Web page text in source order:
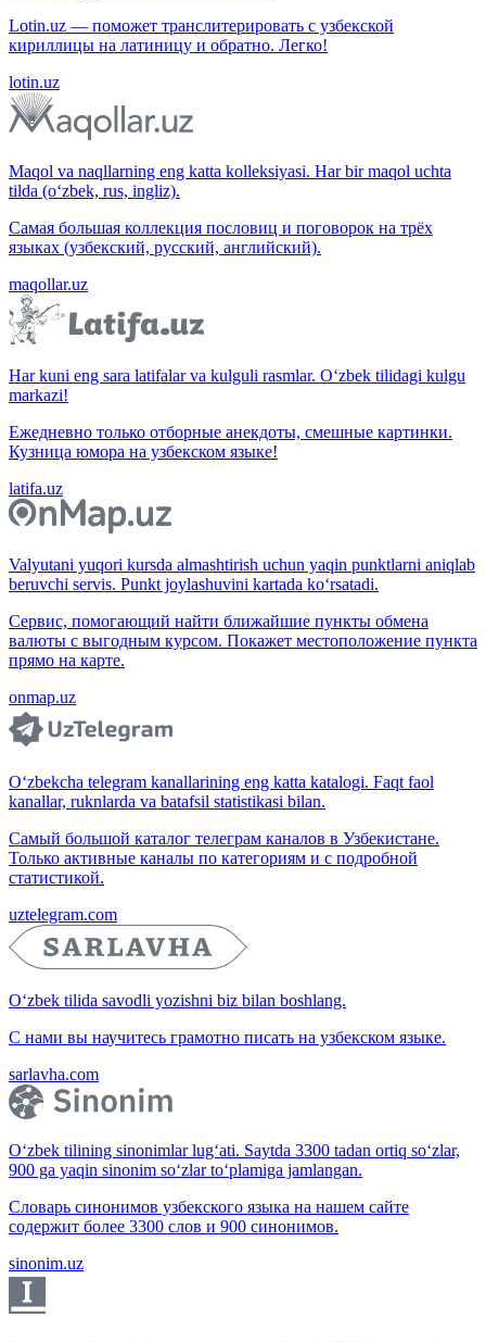
Lotin.uz — поможет транслитерировать с узбекской
кириллицы на латиницу и обратно. Легко!
lotin.uz
Maqol va naqllarning eng katta kolleksiyasi. Har bir maqol uchta
tilda (o‘zbek, rus, ingliz).
Самая большая коллекция пословиц и поговорок на трёх
языках (узбекский, русский, английский).
maqollar.uz
Har kuni eng sara latifalar va kulguli rasmlar. O‘zbek tilidagi kulgu
markazi!
Ежедневно только отборные анекдоты, смешные картинки.
Кузница юмора на узбекском языке!
latifa.uz
Valyutani yuqori kursda almashtirish uchun yaqin punktlarni aniqlab
beruvchi servis. Punkt joylashuvini kartada ko‘rsatadi.
Сервис, помогающий найти ближайшие пункты обмена
валюты с выгодным курсом. Покажет местоположение пункта
прямо на карте.
onmap.uz
O‘zbekcha telegram kanallarining eng katta katalogi. Faqt faol
kanallar, ruknlarda va batafsil statistikasi bilan.
Самый большой каталог телеграм каналов в Узбекистане.
Только активные каналы по категориям и с подробной
статистикой.
uztelegram.com
O‘zbek tilida savodli yozishni biz bilan boshlang.
С нами вы научитесь грамотно писать на узбекском языке.
sarlavha.com
O‘zbek tilining sinonimlar lug‘ati. Saytda 3300 tadan ortiq so‘zlar,
900 ga yaqin sinonim so‘zlar to‘plamiga jamlangan.
Словарь синонимов узбекского языка на нашем сайте
содержит более 3300 слов и 900 синонимов.
sinonim.uz